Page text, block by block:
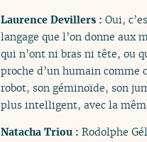
Laurence Devillers : Oui,
langage que l’on donne aux
qui n’ont ni bras ni tête, ou
proche d’un humain comme
robot, son géminoïde, son
plus intelligent, avec la
Natacha Triou : Rodolphe